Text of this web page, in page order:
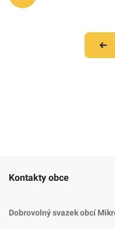
Kontakty obce
Dobrovolný svazek obcí